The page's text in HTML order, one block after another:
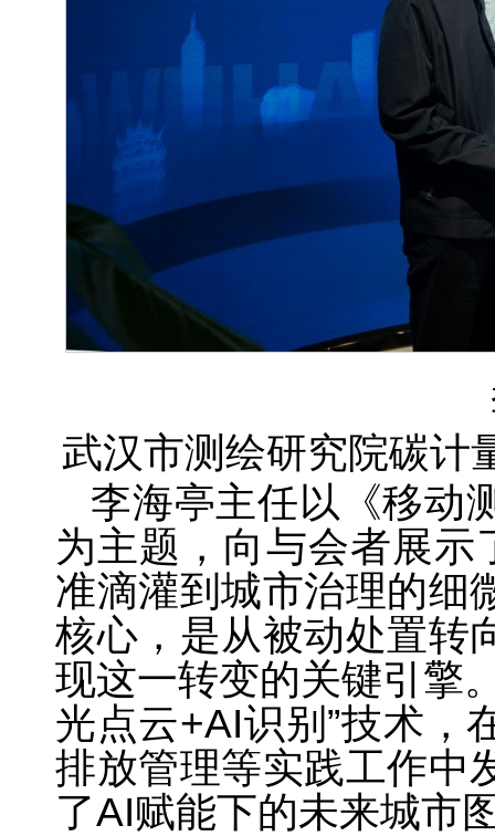
武汉市测绘研究院碳计
李海亭主任以《移动
为主题，向与会者展示
准滴灌到城市治理的细
核心，是从被动处置转
现这一转变的关键引擎
光点云+AI识别”技术，
排放管理等实践工作中
了AI赋能下的未来城市